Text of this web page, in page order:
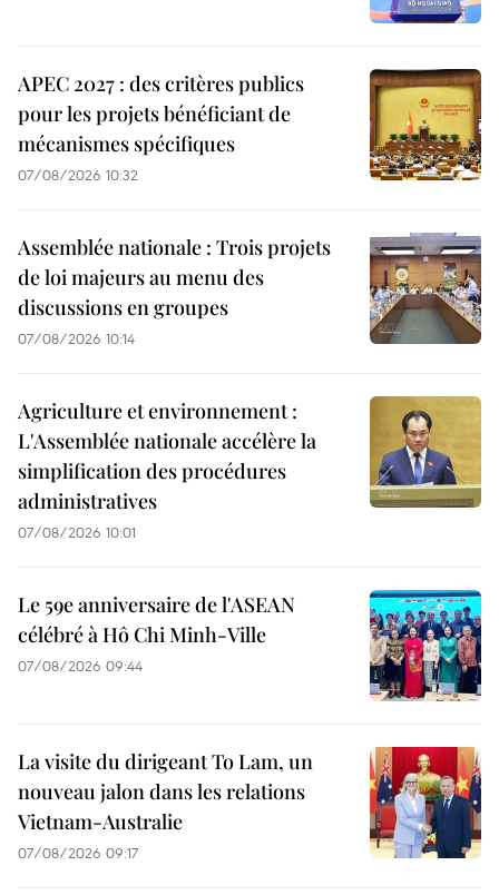
APEC 2027 : des critères publics
pour les projets bénéficiant de
mécanismes spécifiques
07/08/2026 10:32
Assemblée nationale : Trois projets
de loi majeurs au menu des
discussions en groupes
07/08/2026 10:14
Agriculture et environnement :
L'Assemblée nationale accélère la
simplification des procédures
administratives
07/08/2026 10:01
Le 59e anniversaire de l'ASEAN
célébré à Hô Chi Minh-Ville
07/08/2026 09:44
La visite du dirigeant To Lam, un
nouveau jalon dans les relations
Vietnam-Australie
07/08/2026 09:17